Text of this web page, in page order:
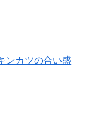
ンカツの合い盛